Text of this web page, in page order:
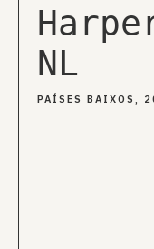
NL
PAÍSES BAIXOS,